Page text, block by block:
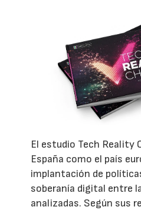
El estudio Tech Reality
España como el país
implantación de
soberanía digital entre
analizadas. Según sus